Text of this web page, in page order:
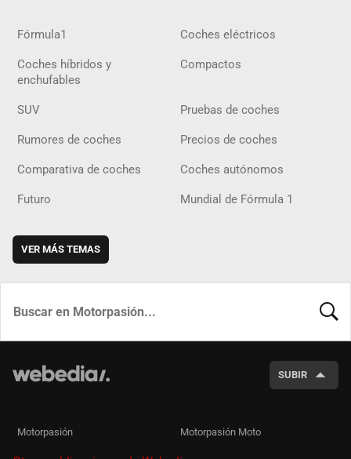
Fórmula1 Coches eléctricos
Coches híbridos y
enchufables
Compactos
SUV Pruebas de coches
Rumores de coches Precios de coches
Comparativa de coches Coches autónomos
Futuro Mundial de Fórmula 1
VER MÁS TEMAS
SUBIR
Motorpasión Motorpasión Moto